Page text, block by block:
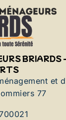
BRIARDS -
et
77